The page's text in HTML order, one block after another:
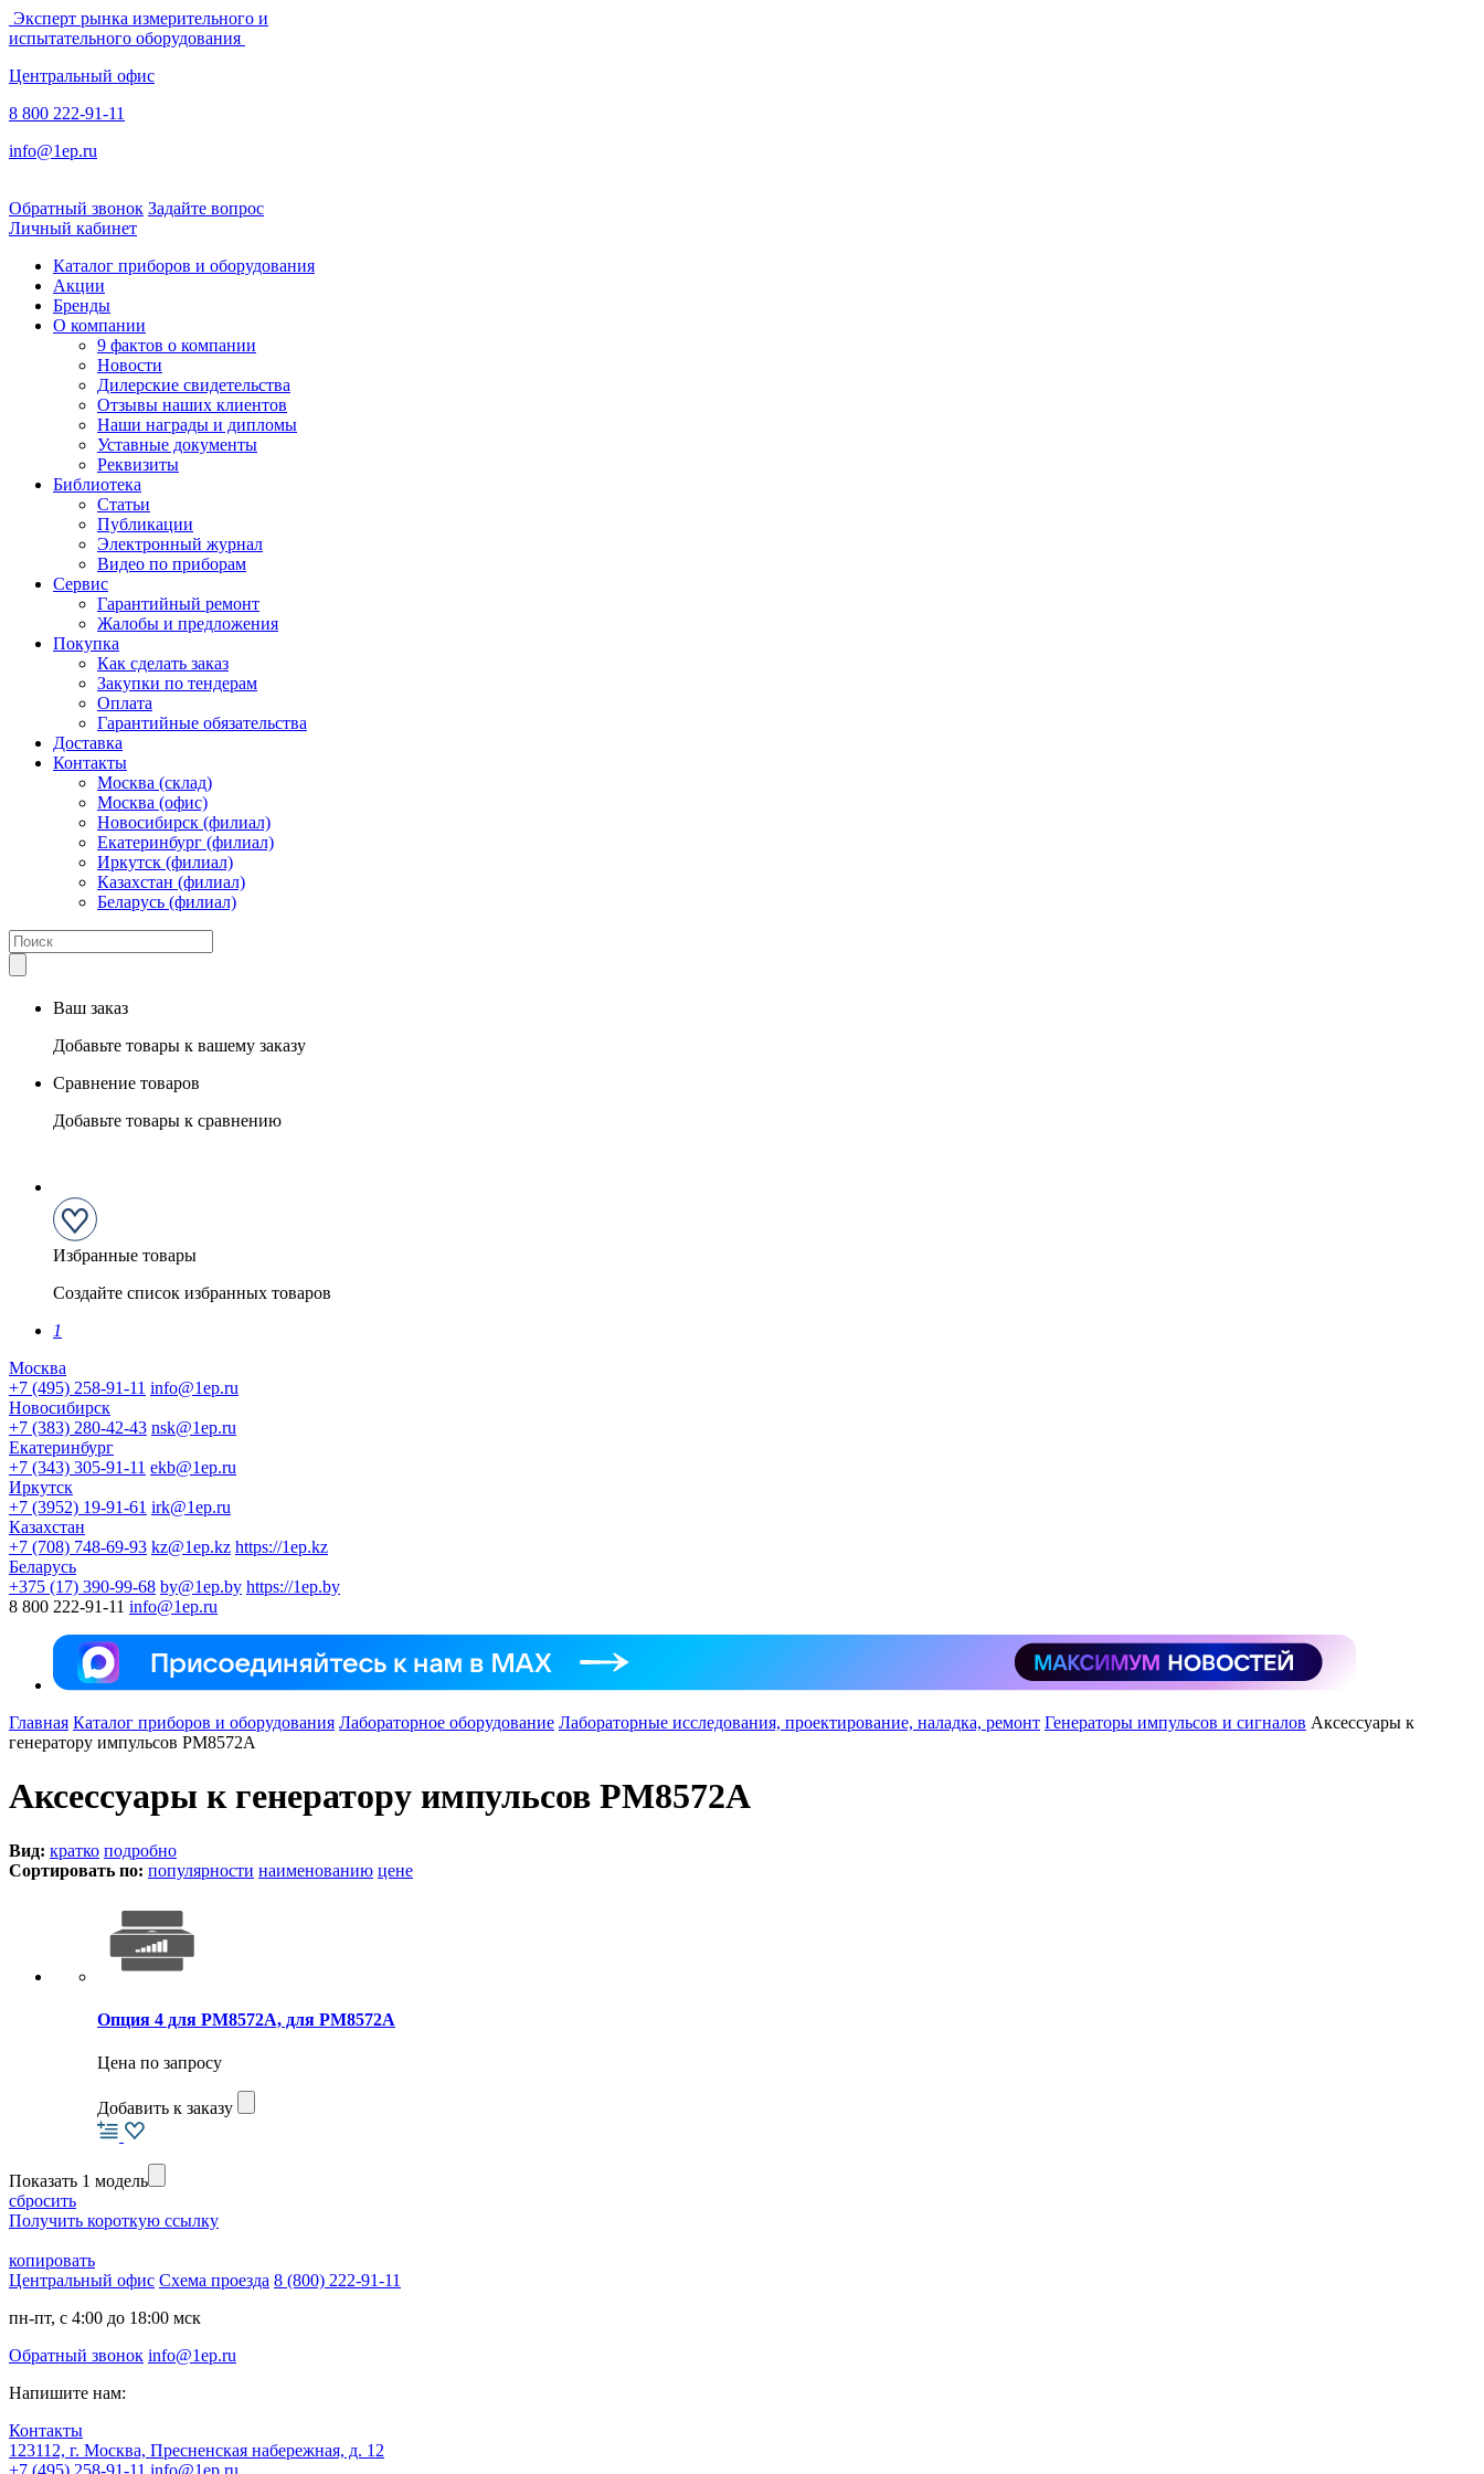
Эксперт рынка измерительного и
испытательного оборудования
Центральный офис
8 800 222-91-11
info@1ep.ru
Обратный звонок Задайте вопрос
Личный кабинет
Каталог приборов и оборудования
Акции
Бренды
О компании
9 фактов о компании
Новости
Дилерские свидетельства
Отзывы наших клиентов
Наши награды и дипломы
Уставные документы
Реквизиты
Библиотека
Статьи
Публикации
Электронный журнал
Видео по приборам
Сервис
Гарантийный ремонт
Жалобы и предложения
Покупка
Как сделать заказ
Закупки по тендерам
Оплата
Гарантийные обязательства
Доставка
Контакты
Москва (склад)
Москва (офис)
Новосибирск (филиал)
Екатеринбург (филиал)
Иркутск (филиал)
Казахстан (филиал)
Беларусь (филиал)
Ваш заказ
Добавьте товары к вашему заказу
Сравнение товаров
Добавьте товары к сравнению
Избранные товары
Создайте список избранных товаров
1
Москва
+7 (495) 258-91-11 info@1ep.ru
Новосибирск
+7 (383) 280-42-43 nsk@1ep.ru
Екатеринбург
+7 (343) 305-91-11 ekb@1ep.ru
Иркутск
+7 (3952) 19-91-61 irk@1ep.ru
Казахстан
+7 (708) 748-69-93 kz@1ep.kz https://1ep.kz
Беларусь
+375 (17) 390-99-68 by@1ep.by https://1ep.by
8 800 222-91-11 info@1ep.ru
Главная Каталог приборов и оборудования Лабораторное оборудование Лабораторные исследования, проектирование, наладка, ремонт Генераторы импульсов и сигналов Аксессуары к
генератору импульсов PM8572A
Аксессуары к генератору импульсов PM8572A
Вид: кратко подробно
Сортировать по: популярности наименованию цене
Опция 4 для PM8572A, для PM8572A
Цена по запросу
Добавить к заказу
Показать 1 модель
сбросить
Получить короткую ссылку
копировать
Центральный офис Схема проезда 8 (800) 222-91-11
пн-пт, с 4:00 до 18:00 мск
Обратный звонок info@1ep.ru
Напишите нам:
Контакты
123112, г. Москва, Пресненская набережная, д. 12